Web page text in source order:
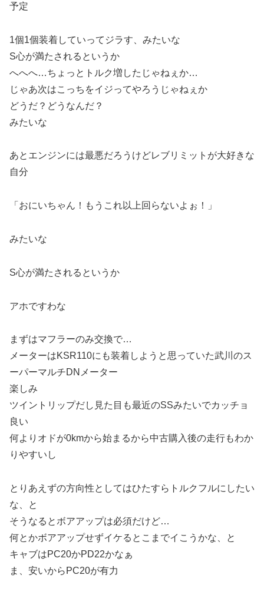
予定
1個1個装着していってジラす、みたいな
S心が満たされるというか
へへへ…ちょっとトルク増したじゃねぇか…
じゃあ次はこっちをイジってやろうじゃねぇか
どうだ？どうなんだ？
みたいな
あとエンジンには最悪だろうけどレブリミットが大好きな
自分
「おにいちゃん！もうこれ以上回らないよぉ！」
みたいな
S心が満たされるというか
アホですわな
まずはマフラーのみ交換で…
メーターはKSR110にも装着しようと思っていた武川のス
ーパーマルチDNメーター
楽しみ
ツイントリップだし見た目も最近のSSみたいでカッチョ
良い
何よりオドが0kmから始まるから中古購入後の走行もわか
りやすいし
とりあえずの方向性としてはひたすらトルクフルにしたい
な、と
そうなるとボアアップは必須だけど…
何とかボアアップせずイケるとこまでイこうかな、と
キャブはPC20かPD22かなぁ
ま、安いからPC20が有力